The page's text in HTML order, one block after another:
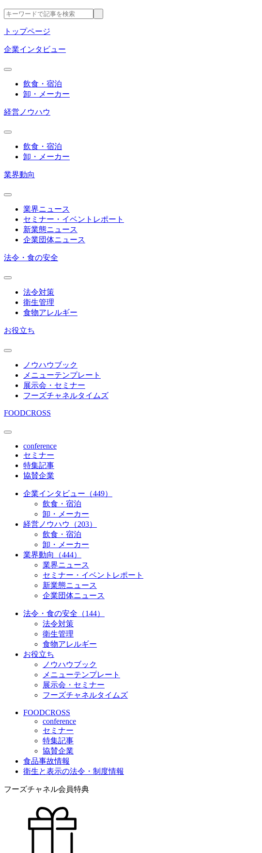
トップページ
企業インタビュー
飲食・宿泊
卸・メーカー
経営ノウハウ
飲食・宿泊
卸・メーカー
業界動向
業界ニュース
セミナー・イベントレポート
新業態ニュース
企業団体ニュース
法令・食の安全
法令対策
衛生管理
食物アレルギー
お役立ち
ノウハウブック
メニューテンプレート
展示会・セミナー
フーズチャネルタイムズ
FOODCROSS
conference
セミナー
特集記事
協賛企業
企業インタビュー（449）
飲食・宿泊
卸・メーカー
経営ノウハウ（203）
飲食・宿泊
卸・メーカー
業界動向（444）
業界ニュース
セミナー・イベントレポート
新業態ニュース
企業団体ニュース
法令・食の安全（144）
法令対策
衛生管理
食物アレルギー
お役立ち
ノウハウブック
メニューテンプレート
展示会・セミナー
フーズチャネルタイムズ
FOODCROSS
conference
セミナー
特集記事
協賛企業
食品事故情報
衛生と表示の法令・制度情報
フーズチャネル会員特典